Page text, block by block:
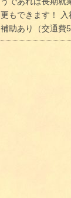
更もできます！ 入
補助あり（交通費5